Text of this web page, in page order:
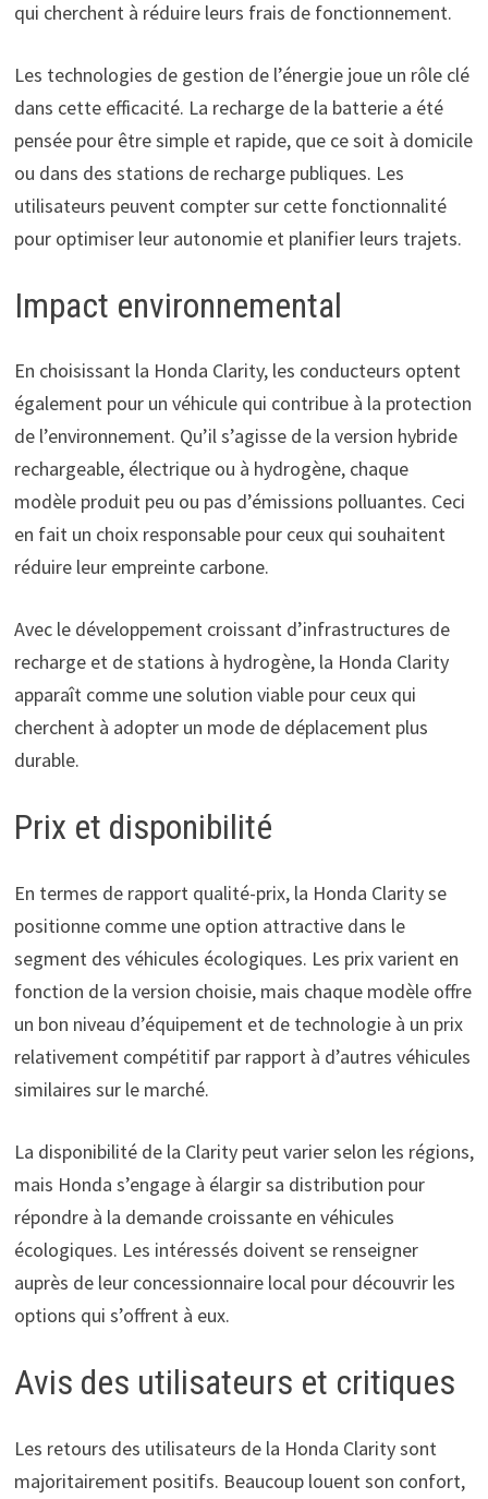
qui cherchent à réduire leurs frais de fonctionnement.
Les technologies de gestion de l’énergie joue un rôle clé
dans cette efficacité. La recharge de la batterie a été
pensée pour être simple et rapide, que ce soit à domicile
ou dans des stations de recharge publiques. Les
utilisateurs peuvent compter sur cette fonctionnalité
pour optimiser leur autonomie et planifier leurs trajets.
Impact environnemental
En choisissant la Honda Clarity, les conducteurs optent
également pour un véhicule qui contribue à la protection
de l’environnement. Qu’il s’agisse de la version hybride
rechargeable, électrique ou à hydrogène, chaque
modèle produit peu ou pas d’émissions polluantes. Ceci
en fait un choix responsable pour ceux qui souhaitent
réduire leur empreinte carbone.
Avec le développement croissant d’infrastructures de
recharge et de stations à hydrogène, la Honda Clarity
apparaît comme une solution viable pour ceux qui
cherchent à adopter un mode de déplacement plus
durable.
Prix et disponibilité
En termes de rapport qualité-prix, la Honda Clarity se
positionne comme une option attractive dans le
segment des véhicules écologiques. Les prix varient en
fonction de la version choisie, mais chaque modèle offre
un bon niveau d’équipement et de technologie à un prix
relativement compétitif par rapport à d’autres véhicules
similaires sur le marché.
La disponibilité de la Clarity peut varier selon les régions,
mais Honda s’engage à élargir sa distribution pour
répondre à la demande croissante en véhicules
écologiques. Les intéressés doivent se renseigner
auprès de leur concessionnaire local pour découvrir les
options qui s’offrent à eux.
Avis des utilisateurs et critiques
Les retours des utilisateurs de la Honda Clarity sont
majoritairement positifs. Beaucoup louent son confort,